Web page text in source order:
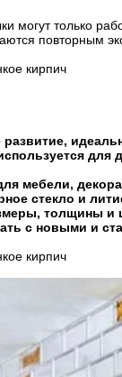
могут только
повторным
кирпич
мебели,
стекло и
толщины и
с новыми и
кирпич